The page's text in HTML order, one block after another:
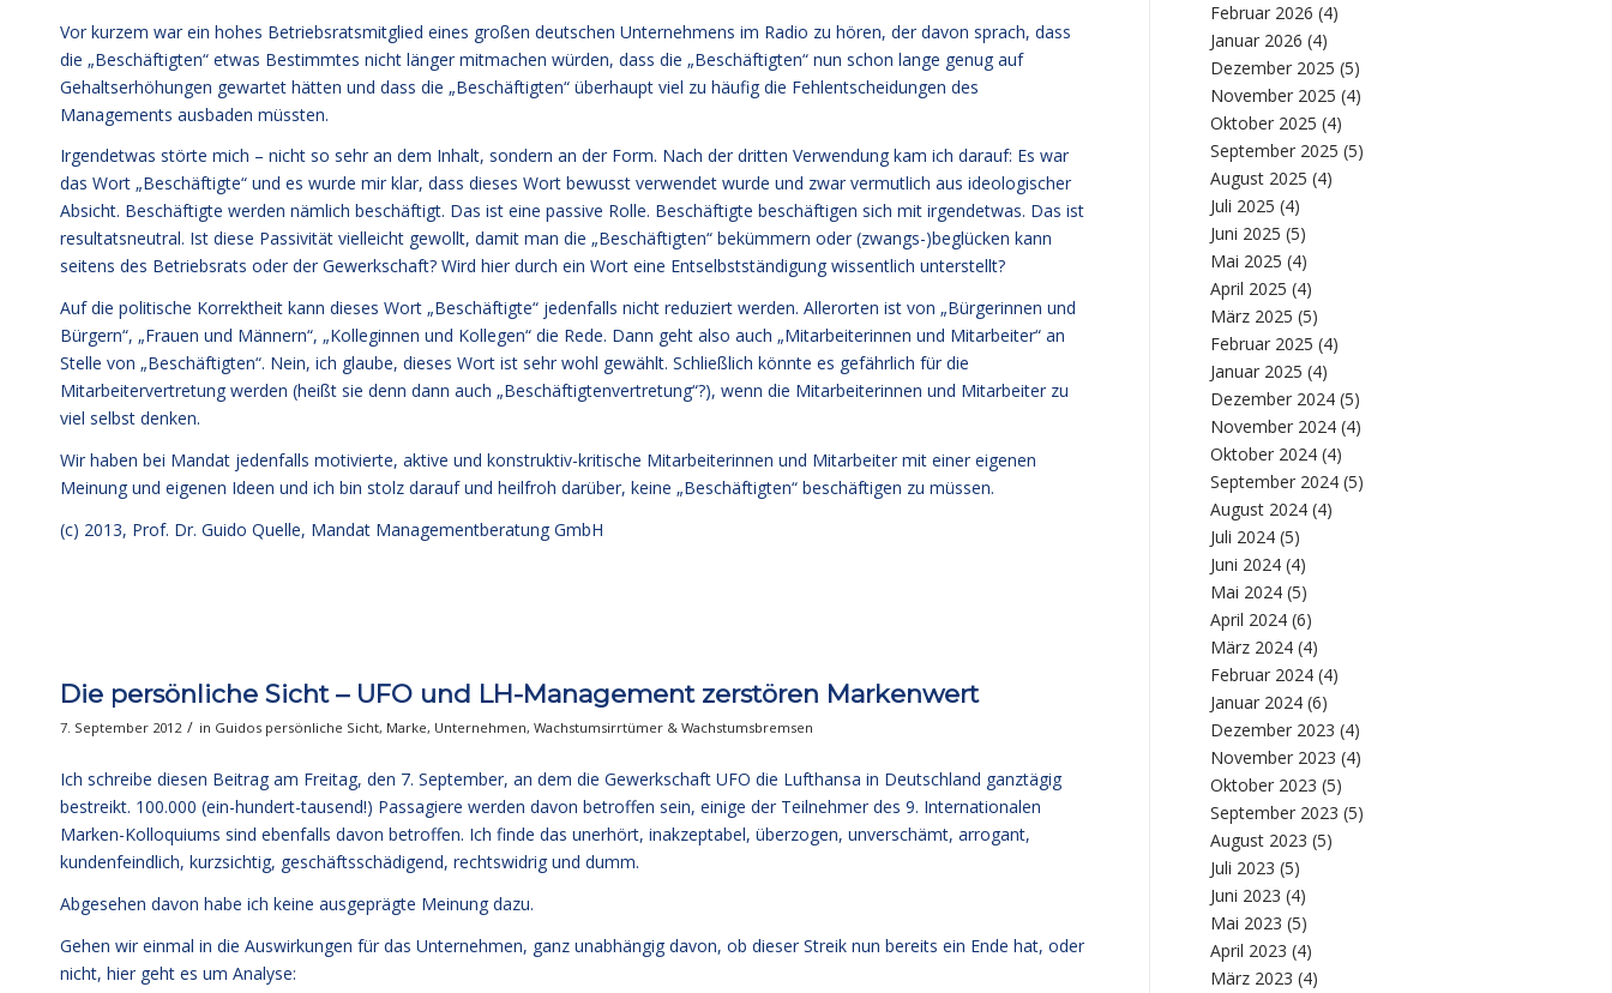
Vor kurzem war ein hohes Betriebsratsmitglied eines großen deutschen Unternehmens im Radio zu hören, der davon sprach, dass
die „Beschäftigten“ etwas Bestimmtes nicht länger mitmachen würden, dass die „Beschäftigten“ nun schon lange genug auf
Gehaltserhöhungen gewartet hätten und dass die „Beschäftigten“ überhaupt viel zu häufig die Fehlentscheidungen des
Managements ausbaden müssten.
Irgendetwas störte mich – nicht so sehr an dem Inhalt, sondern an der Form. Nach der dritten Verwendung kam ich darauf: Es war
das Wort „Beschäftigte“ und es wurde mir klar, dass dieses Wort bewusst verwendet wurde und zwar vermutlich aus ideologischer
Absicht. Beschäftigte werden nämlich beschäftigt. Das ist eine passive Rolle. Beschäftigte beschäftigen sich mit irgendetwas. Das ist
resultatsneutral. Ist diese Passivität vielleicht gewollt, damit man die „Beschäftigten“ bekümmern oder (zwangs-)beglücken kann
seitens des Betriebsrats oder der Gewerkschaft? Wird hier durch ein Wort eine Entselbstständigung wissentlich unterstellt?
Auf die politische Korrektheit kann dieses Wort „Beschäftigte“ jedenfalls nicht reduziert werden. Allerorten ist von „Bürgerinnen und
Bürgern“, „Frauen und Männern“, „Kolleginnen und Kollegen“ die Rede. Dann geht also auch „Mitarbeiterinnen und Mitarbeiter“ an
Stelle von „Beschäftigten“. Nein, ich glaube, dieses Wort ist sehr wohl gewählt. Schließlich könnte es gefährlich für die
Mitarbeitervertretung werden (heißt sie denn dann auch „Beschäftigtenvertretung“?), wenn die Mitarbeiterinnen und Mitarbeiter zu
viel selbst denken.
Wir haben bei Mandat jedenfalls motivierte, aktive und konstruktiv-kritische Mitarbeiterinnen und Mitarbeiter mit einer eigenen
Meinung und eigenen Ideen und ich bin stolz darauf und heilfroh darüber, keine „Beschäftigten“ beschäftigen zu müssen.
(c) 2013, Prof. Dr. Guido Quelle, Mandat Managementberatung GmbH
Die persönliche Sicht – UFO und LH-Management zerstören Markenwert
7. September 2012 / in Guidos persönliche Sicht, Marke, Unternehmen, Wachstumsirrtümer & Wachstumsbremsen
Ich schreibe diesen Beitrag am Freitag, den 7. September, an dem die Gewerkschaft UFO die Lufthansa in Deutschland ganztägig
bestreikt. 100.000 (ein-hundert-tausend!) Passagiere werden davon betroffen sein, einige der Teilnehmer des 9. Internationalen
Marken-Kolloquiums sind ebenfalls davon betroffen. Ich finde das unerhört, inakzeptabel, überzogen, unverschämt, arrogant,
kundenfeindlich, kurzsichtig, geschäftsschädigend, rechtswidrig und dumm.
Abgesehen davon habe ich keine ausgeprägte Meinung dazu.
Gehen wir einmal in die Auswirkungen für das Unternehmen, ganz unabhängig davon, ob dieser Streik nun bereits ein Ende hat, oder
nicht, hier geht es um Analyse:
Februar 2026 (4)
Januar 2026 (4)
Dezember 2025 (5)
November 2025 (4)
Oktober 2025 (4)
September 2025 (5)
August 2025 (4)
Juli 2025 (4)
Juni 2025 (5)
Mai 2025 (4)
April 2025 (4)
März 2025 (5)
Februar 2025 (4)
Januar 2025 (4)
Dezember 2024 (5)
November 2024 (4)
Oktober 2024 (4)
September 2024 (5)
August 2024 (4)
Juli 2024 (5)
Juni 2024 (4)
Mai 2024 (5)
April 2024 (6)
März 2024 (4)
Februar 2024 (4)
Januar 2024 (6)
Dezember 2023 (4)
November 2023 (4)
Oktober 2023 (5)
September 2023 (5)
August 2023 (5)
Juli 2023 (5)
Juni 2023 (4)
Mai 2023 (5)
April 2023 (4)
März 2023 (4)